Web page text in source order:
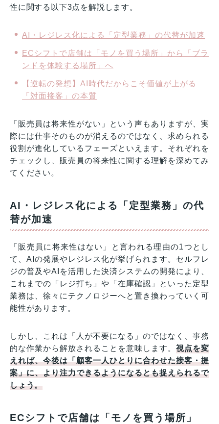
性に関する以下3点を解説します。
AI・レジレス化による「定型業務」の代替が加速
ECシフトで店舗は「モノを買う場所」から「ブラ
ンドを体験する場所」へ
【逆転の発想】AI時代だからこそ価値が上がる
「対面接客」の本質
「販売員は将来性がない」という声もありますが、実
際には仕事そのものが消えるのではなく、求められる
役割が進化しているフェーズといえます。それぞれを
チェックし、販売員の将来性に関する理解を深めてみ
てください。
AI・レジレス化による「定型業務」の代
替が加速
「販売員に将来性はない」と言われる理由の1つとし
て、AIの発展やレジレス化が挙げられます。セルフレ
ジの普及やAIを活用した決済システムの開発により、
これまでの「レジ打ち」や「在庫確認」といった定型
業務は、徐々にテクノロジーへと置き換わっていく可
能性があります。
しかし、これは「人が不要になる」のではなく、事務
的な作業から解放されることを意味します。視点を変
えれば、今後は「顧客一人ひとりに合わせた接客・提
案」に、より注力できるようになるとも捉えられるで
しょう。
ECシフトで店舗は「モノを買う場所」